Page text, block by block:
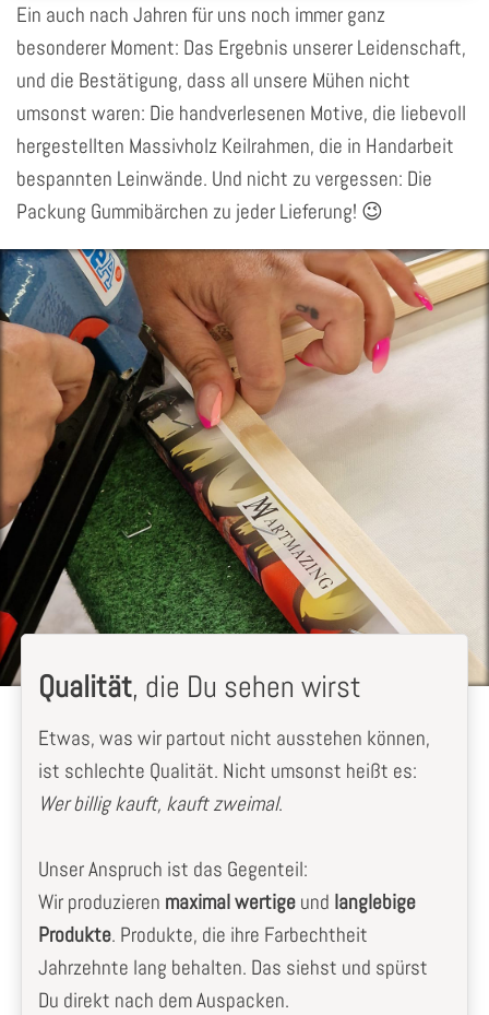
Ein auch nach Jahren für uns noch immer ganz
besonderer Moment: Das Ergebnis unserer Leidenschaft,
und die Bestätigung, dass all unsere Mühen nicht
umsonst waren: Die handverlesenen Motive, die liebevoll
hergestellten Massivholz Keilrahmen, die in Handarbeit
bespannten Leinwände. Und nicht zu vergessen: Die
Packung Gummibärchen zu jeder Lieferung! 😉
Qualität, die Du sehen wirst
Etwas, was wir partout nicht ausstehen können,
ist schlechte Qualität. Nicht umsonst heißt es:
Wer billig kauft, kauft zweimal.
Unser Anspruch ist das Gegenteil:
Wir produzieren maximal wertigeund langlebige
Produkte. Produkte, die ihre Farbechtheit
Jahrzehnte lang behalten. Das siehst und spürst
Du direkt nach dem Auspacken.